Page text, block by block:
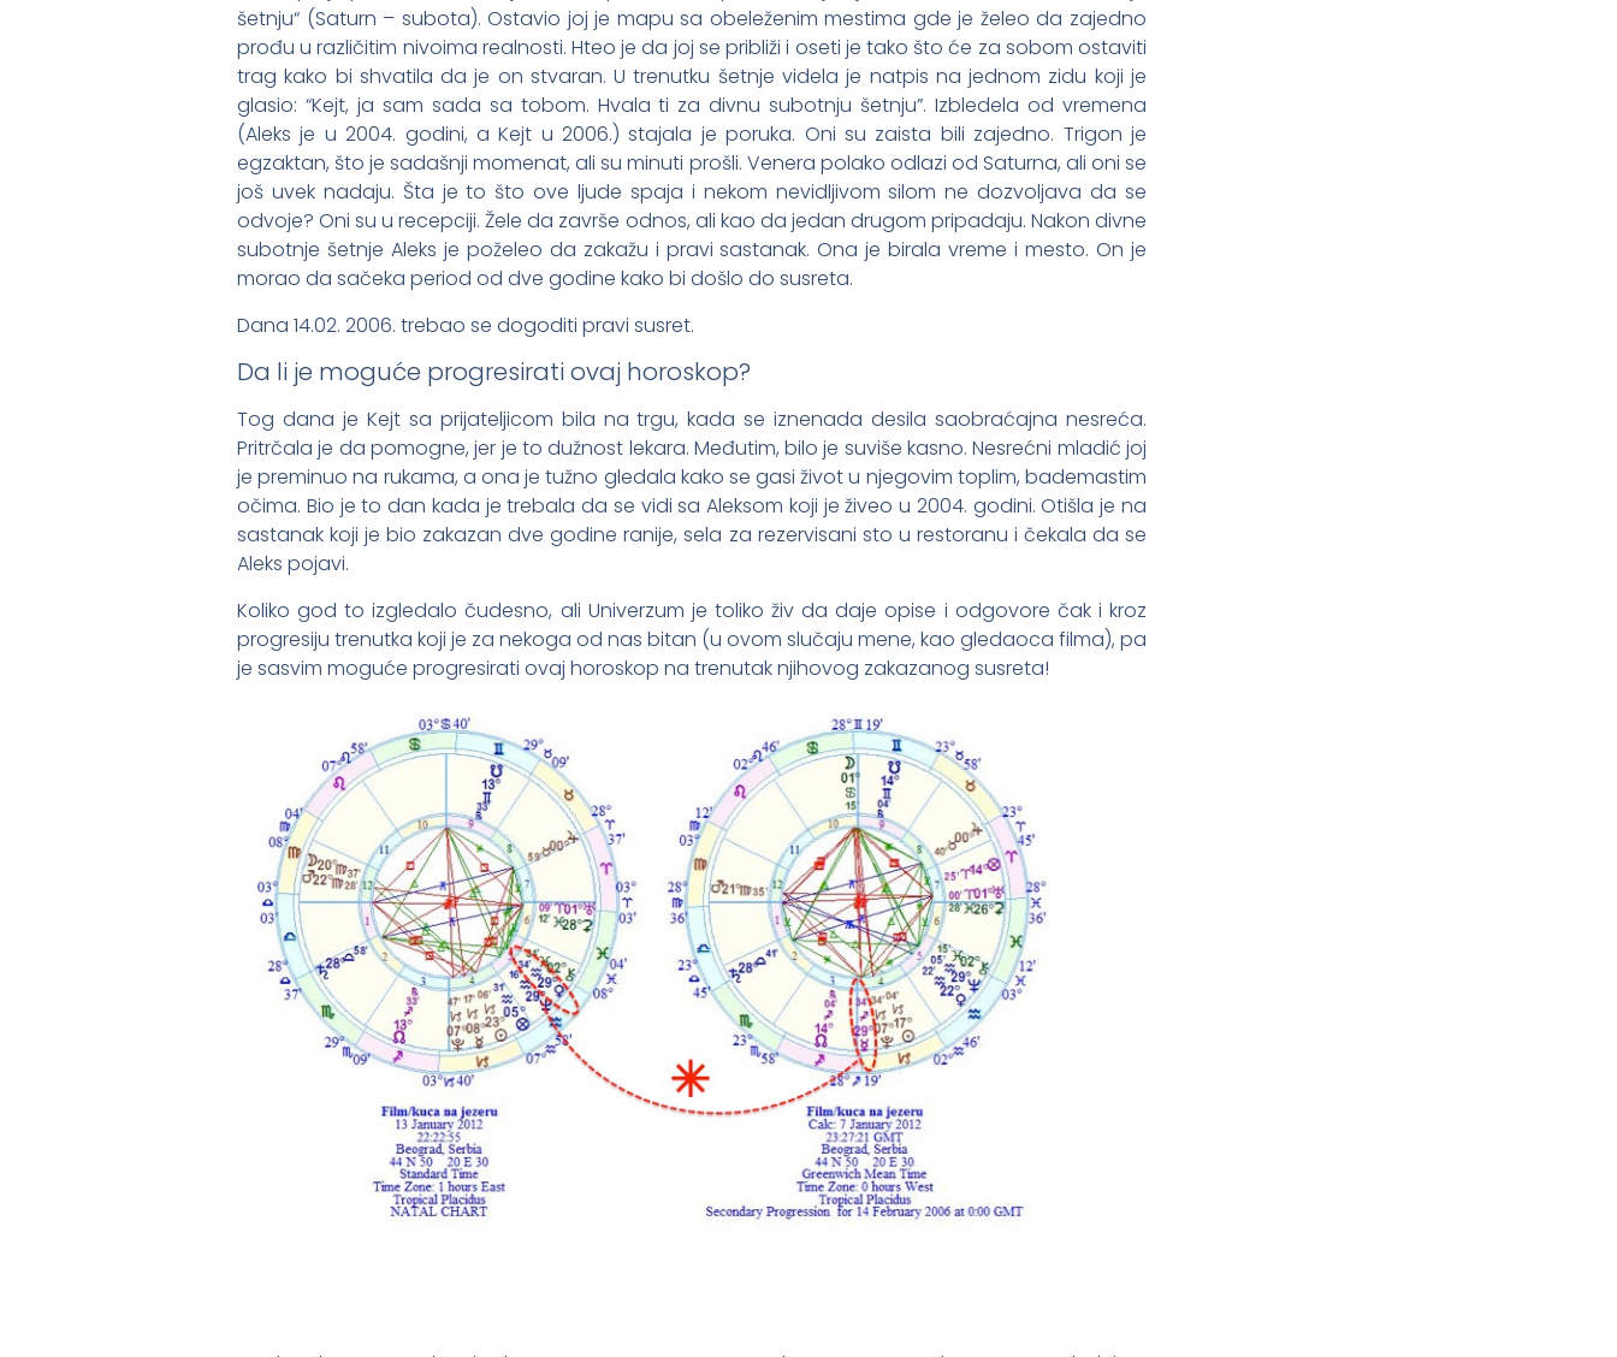
šetnju“ (Saturn – subota). Ostavio joj je mapu sa obeleženim mestima gde je želeo da zajedno
prođu u različitim nivoima realnosti. Hteo je da joj se približi i oseti je tako što će za sobom ostaviti
trag kako bi shvatila da je on stvaran. U trenutku šetnje videla je natpis na jednom zidu koji je
glasio: “Kejt, ja sam sada sa tobom. Hvala ti za divnu subotnju šetnju”. Izbledela od vremena
(Aleks je u 2004. godini, a Kejt u 2006.) stajala je poruka. Oni su zaista bili zajedno. Trigon je
egzaktan, što je sadašnji momenat, ali su minuti prošli. Venera polako odlazi od Saturna, ali oni se
još uvek nadaju. Šta je to što ove ljude spaja i nekom nevidljivom silom ne dozvoljava da se
odvoje? Oni su u recepciji. Žele da završe odnos, ali kao da jedan drugom pripadaju. Nakon divne
subotnje šetnje Aleks je poželeo da zakažu i pravi sastanak. Ona je birala vreme i mesto. On je
morao da sačeka period od dve godine kako bi došlo do susreta.
Dana 14.02. 2006. trebao se dogoditi pravi susret.
Da li je moguće progresirati ovaj horoskop?
Tog dana je Kejt sa prijateljicom bila na trgu, kada se iznenada desila saobraćajna nesreća.
Pritrčala je da pomogne, jer je to dužnost lekara. Međutim, bilo je suviše kasno. Nesrećni mladić joj
je preminuo na rukama, a ona je tužno gledala kako se gasi život u njegovim toplim, bademastim
očima. Bio je to dan kada je trebala da se vidi sa Aleksom koji je živeo u 2004. godini. Otišla je na
sastanak koji je bio zakazan dve godine ranije, sela za rezervisani sto u restoranu i čekala da se
Aleks pojavi.
Koliko god to izgledalo čudesno, ali Univerzum je toliko živ da daje opise i odgovore čak i kroz
progresiju trenutka koji je za nekoga od nas bitan (u ovom slučaju mene, kao gledaoca filma), pa
je sasvim moguće progresirati ovaj horoskop na trenutak njihovog zakazanog susreta!